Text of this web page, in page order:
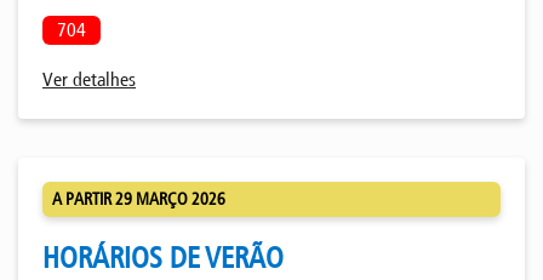
704
Ver detalhes
A PARTIR 29 MARÇO 2026
HORÁRIOS DE VERÃO